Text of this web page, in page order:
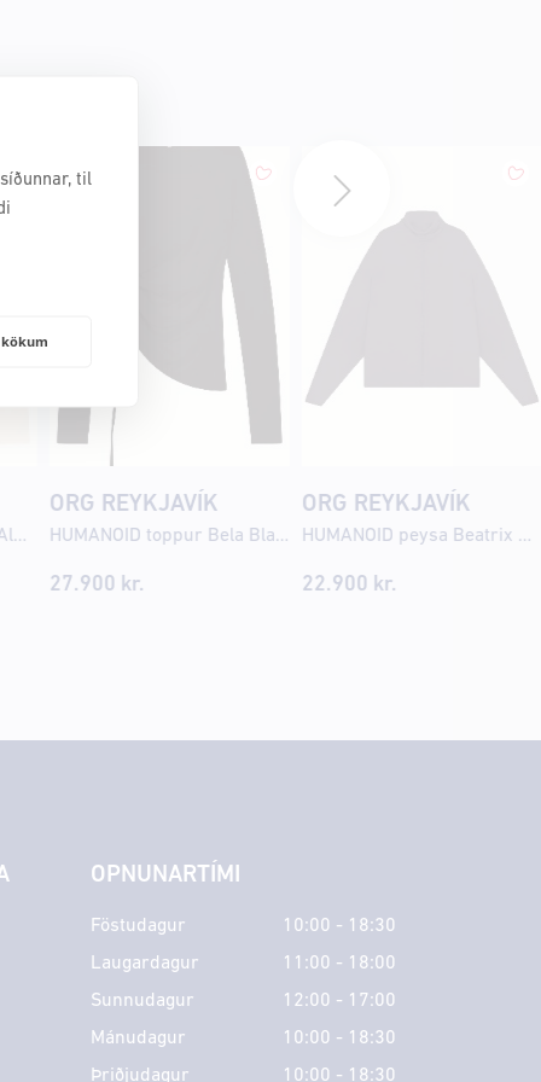
til
HUMANOID toppur Bela Almond
ORG REYKJAVÍK
HUMANOID toppur Bela Blackish
27.900 kr.
ORG REYKJAVÍK
HUMANOID peysa Beatrix Graphite
22.900 kr.
OPNUNARTÍMI
Föstudagur
10:00 - 18:30
Laugardagur
11:00 - 18:00
Sunnudagur
12:00 - 17:00
Mánudagur
10:00 - 18:30
Þriðjudagur
10:00 - 18:30